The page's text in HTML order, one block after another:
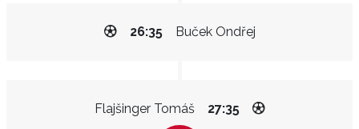
Buček Ondřej
26:35
Flajšinger Tomáš 27:35